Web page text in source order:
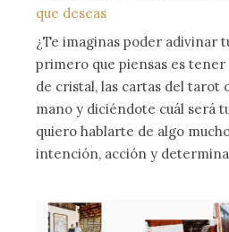
que deseas
¿Te imaginas poder adivinar
primero que piensas es
de cristal, las cartas del tarot
mano y diciéndote cuál será
quiero hablarte de algo
intención, acción y